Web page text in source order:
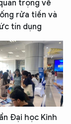
trọng về
rửa tiền và
tín dụng
Đại học Kinh